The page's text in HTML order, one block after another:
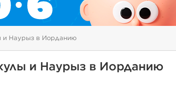
и Наурыз в Иорданию
и Наурыз в Иорданию